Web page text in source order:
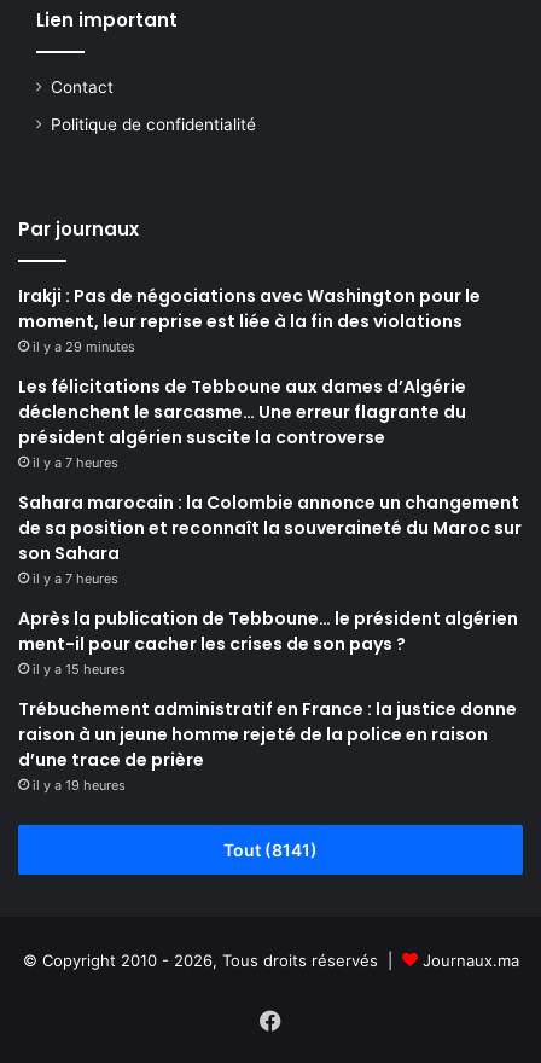
Lien important
Contact
Politique de confidentialité
Par journaux
Irakji : Pas de négociations avec Washington pour le
moment, leur reprise est liée à la fin des violations
il y a 29 minutes
Les félicitations de Tebboune aux dames d’Algérie
déclenchent le sarcasme… Une erreur flagrante du
président algérien suscite la controverse
il y a 7 heures
Sahara marocain : la Colombie annonce un changement
de sa position et reconnaît la souveraineté du Maroc sur
son Sahara
il y a 7 heures
Après la publication de Tebboune… le président algérien
ment-il pour cacher les crises de son pays ?
il y a 15 heures
Trébuchement administratif en France : la justice donne
raison à un jeune homme rejeté de la police en raison
d’une trace de prière
il y a 19 heures
Tout (8141)
© Copyright 2010 - 2026, Tous droits réservés | Journaux.ma
Facebook